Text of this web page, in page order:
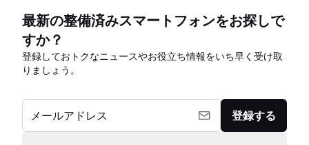
最新の整備済みスマートフォンをお探しで
すか？
登録しておトクなニュースやお役立ち情報をいち早く受け取
りましょう。
メールアドレス 登録する